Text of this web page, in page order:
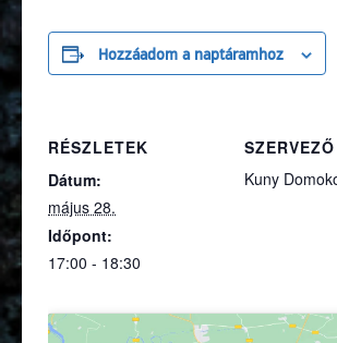
Hozzáadom a naptáramhoz
RÉSZLETEK
Dátum:
május 28.
Időpont:
17:00 - 18:30
SZERVEZŐ
Kuny